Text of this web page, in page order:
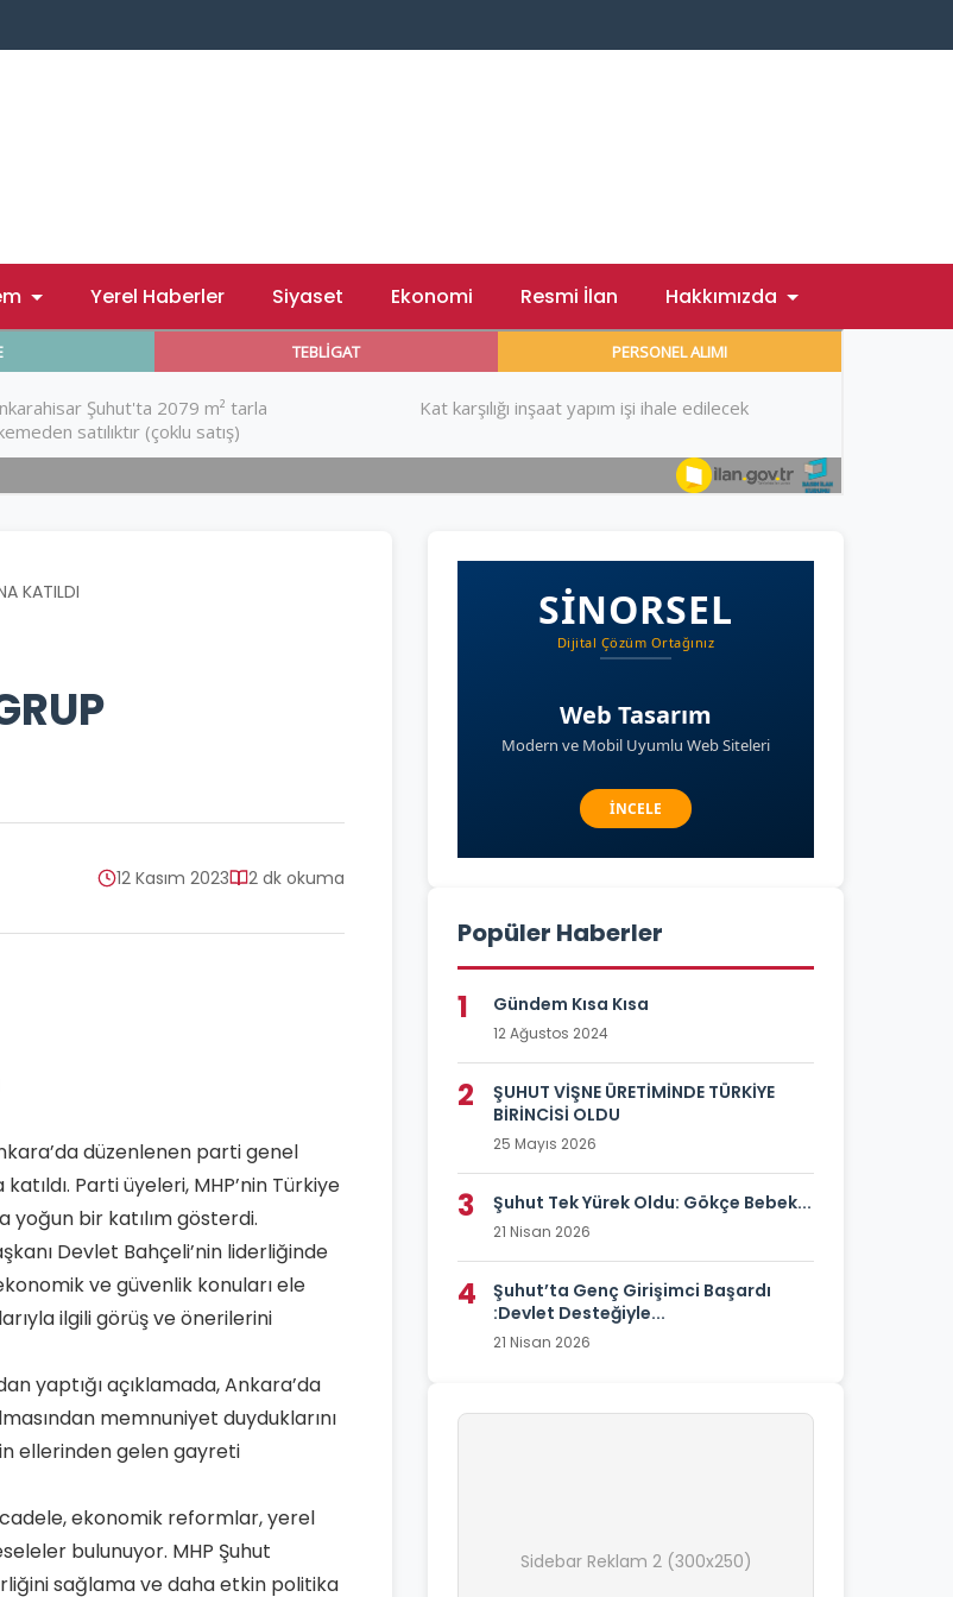
Yerel Haberler Siyaset Ekonomi Resmi İlan Hakkımızda
KATILDI
12 Kasım 2023 2 dk okuma
düzenlenen parti genel
Parti üyeleri, MHP’nin Türkiye
bir katılım gösterdi.
Devlet Bahçeli’nin liderliğinde
ve güvenlik konuları ele
ilgili görüş ve önerilerini
yaptığı açıklamada, Ankara’da
memnuniyet duyduklarını
ellerinden gelen gayreti
ekonomik reformlar, yerel
bulunuyor. MHP Şuhut
sağlama ve daha etkin politika
Popüler Haberler
1 Gündem Kısa Kısa
12 Ağustos 2024
2
ŞUHUT VİŞNE ÜRETİMİNDE TÜRKİYE
BİRİNCİSİ OLDU
25 Mayıs 2026
3 Şuhut Tek Yürek Oldu: Gökçe Bebek...
21 Nisan 2026
4
Şuhut’ta Genç Girişimci Başardı
:Devlet Desteğiyle...
21 Nisan 2026
Sidebar Reklam 2 (300x250)